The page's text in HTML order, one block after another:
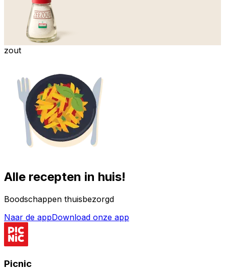
zout
Alle recepten in huis!
Boodschappen thuisbezorgd
Naar de appDownload onze app
Picnic